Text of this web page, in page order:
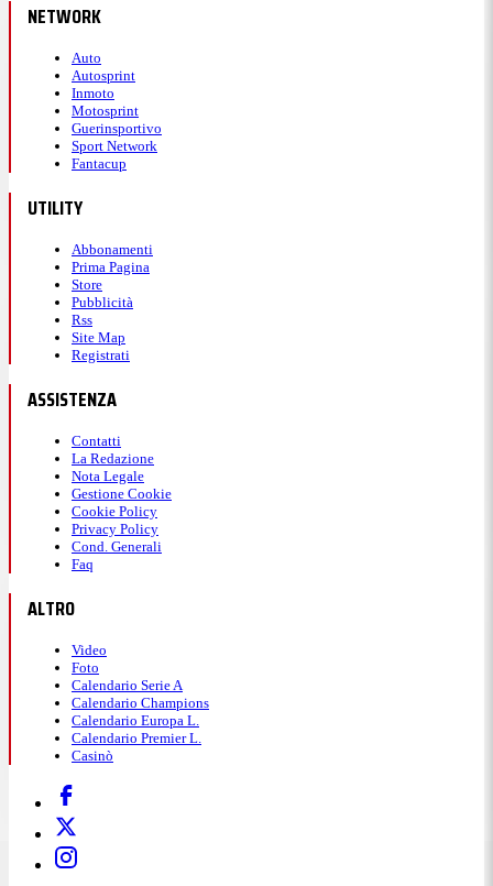
NETWORK
Auto
Autosprint
Inmoto
Motosprint
Guerinsportivo
Sport Network
Fantacup
UTILITY
Abbonamenti
Prima Pagina
Store
Pubblicità
Rss
Site Map
Registrati
ASSISTENZA
Contatti
La Redazione
Nota Legale
Gestione Cookie
Cookie Policy
Privacy Policy
Cond. Generali
Faq
ALTRO
Video
Foto
Calendario Serie A
Calendario Champions
Calendario Europa L.
Calendario Premier L.
Casinò